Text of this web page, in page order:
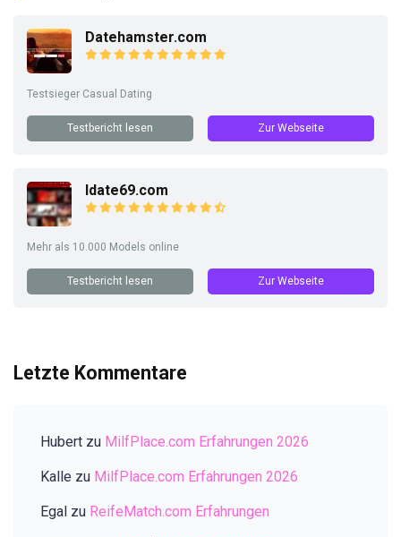
Datehamster.com
Testsieger Casual Dating
Testbericht lesen Zur Webseite
Idate69.com
Mehr als 10.000 Models online
Testbericht lesen Zur Webseite
Letzte Kommentare
Hubert zu MilfPlace.com Erfahrungen 2026
Kalle zu MilfPlace.com Erfahrungen 2026
Egal zu ReifeMatch.com Erfahrungen